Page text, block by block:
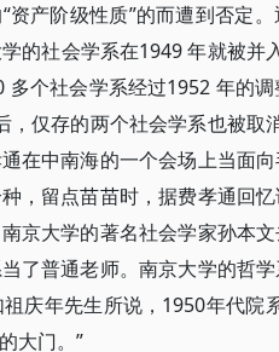
资产阶级性质”的而遭到否定
的社会学系在1949 年就被并
个社会学系经过1952 年的
，仅存的两个社会学系也被取
在中南海的一个会场上当面
，留点苗苗时，据费孝通回
京大学的著名社会学家孙本
了普通老师。南京大学的哲
庆年先生所说，1950年代院
大门。”